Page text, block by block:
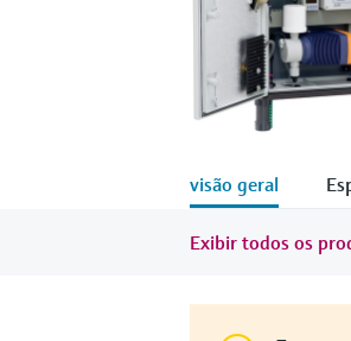
visão geral
Exibir todos os